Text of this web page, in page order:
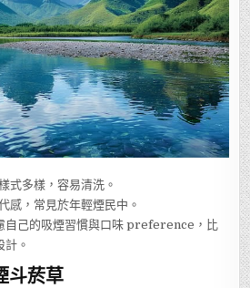
式多樣，容易清洗。
感，常見於年輕煙民中。
自己的吸煙習慣與口味 preference，比
。
斗菸草